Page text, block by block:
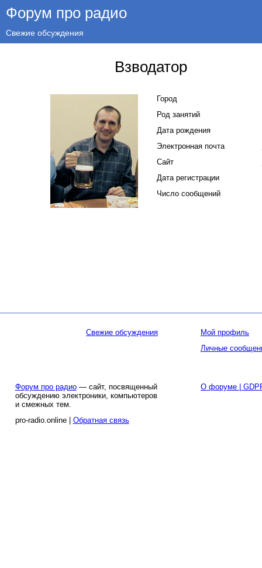
Форум про радио
Свежие обсуждения
Взводатор
Город
Род занятий
Дата рождения
Электронная почта
Сайт
Дата регистрации
Число сообщений
Свежие обсуждения
Мой профиль
Личные
Форум про радио— сайт, посвященный
обсуждению электроники, компьютеров
и смежных тем.
pro-radio.online | Обратная связь
О форуме |